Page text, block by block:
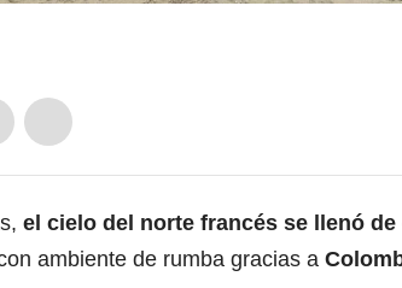
el cielo del norte francés se llenó
ambiente de rumba gracias a